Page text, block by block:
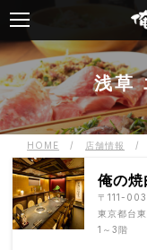
浅草
HOME / 店舗情報 /
俺の
〒111-
東京都台
1～3階